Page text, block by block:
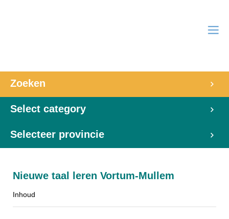
Zoeken
Select category
Selecteer provincie
Nieuwe taal leren Vortum-Mullem
Inhoud